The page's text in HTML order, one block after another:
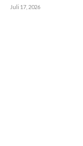
Juli 17, 2026